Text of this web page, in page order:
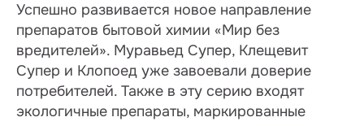
Успешно развивается новое направление
препаратов бытовой химии «Мир без
вредителей». Муравьед Супер, Клещевит
Супер и Клопоед уже завоевали доверие
потребителей. Также в эту серию входят
экологичные препараты, маркированные